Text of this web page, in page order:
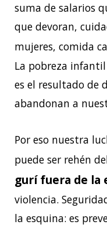
suma de salarios
que devoran,
mujeres, comida
La pobreza
es el resultado de
abandonan a
Por eso nuestra
puede ser rehén
gurí fuera de la
violencia.
la esquina: es